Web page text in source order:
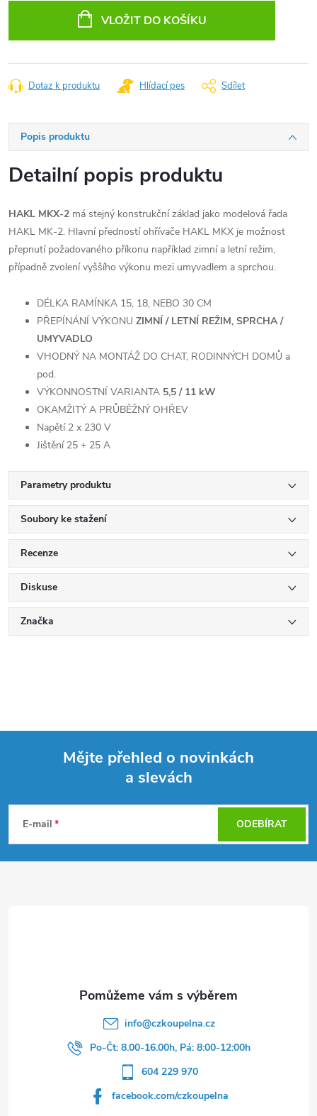
VLOŽIT DO KOŠÍKU
Dotaz k produktu Hlídací pes Sdílet
Popis produktu
Detailní popis produktu
HAKL MKX-2 má stejný konstrukční základ jako modelová řada
HAKL MK-2. Hlavní předností ohřívače HAKL MKX je možnost
přepnutí požadovaného příkonu například zimní a letní režim,
případně zvolení vyššího výkonu mezi umyvadlem a sprchou.
DÉLKA RAMÍNKA 15, 18, NEBO 30 CM
PŘEPÍNÁNÍ VÝKONU ZIMNÍ / LETNÍ REŽIM, SPRCHA /
UMYVADLO
VHODNÝ NA MONTÁŽ DO CHAT, RODINNÝCH DOMŮ a
pod.
VÝKONNOSTNÍ VARIANTA 5,5 / 11 kW
OKAMŽITÝ A PRŮBĚŽNÝ OHŘEV
Napětí 2 x 230 V
Jištění 25 + 25 A
Parametry produktu
Soubory ke stažení
Recenze
Diskuse
Značka
p
Mějte přehled o novinkách
a slevách
E-mail ODEBÍRAT
info@czkoupelna.cz
Po-Čt: 8.00-16.00h, Pá: 8:00-12:00h
604 229 970
facebook.com/czkoupelna